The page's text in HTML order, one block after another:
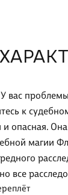
вас
к
опасная.
магии
все